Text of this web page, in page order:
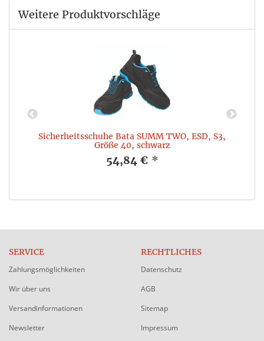
Weitere Produktvorschläge
Sicherheitsschuhe Bata SUMM TWO, ESD, S3,
Größe 40, schwarz
54,84 € *
SERVICE
Zahlungsmöglichkeiten
Wir über uns
Versandinformationen
Newsletter
RECHTLICHES
Datenschutz
AGB
Sitemap
Impressum